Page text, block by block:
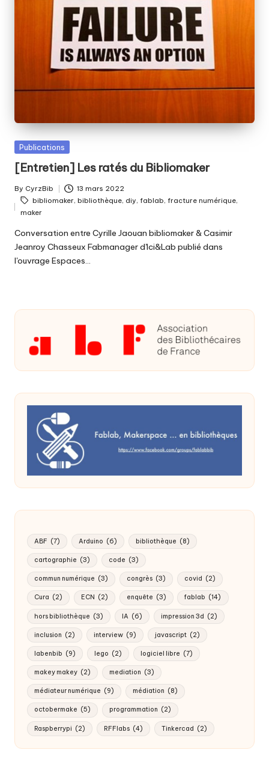
Posted
Publications
[Entretien] Les ratés du Bibliomaker
Posted
By CyrzBib
13 mars 2022
Tags:bibliomaker, bibliothèque, diy, fablab, fracture numérique,
maker
Conversation entre Cyrille Jaouan bibliomaker & Casimir
Jeanroy Chasseux Fabmanager d'Ici&Lab publié dans
l'ouvrage Espaces…
ABF (7) Arduino (6) bibliothèque (8)
cartographie (3) code (3)
commun numérique (3) congrès (3) covid (2)
Cura (2) ECN (2) enquête (3) fablab (14)
hors bibliothèque (3) IA (6) impression 3d (2)
inclusion (2) interview (9) javascript (2)
labenbib (9) lego (2) logiciel libre (7)
makey makey (2) mediation (3)
médiateur numérique (9) médiation (8)
octobermake (5) programmation (2)
Raspberrypi (2) RFFlabs (4) Tinkercad (2)